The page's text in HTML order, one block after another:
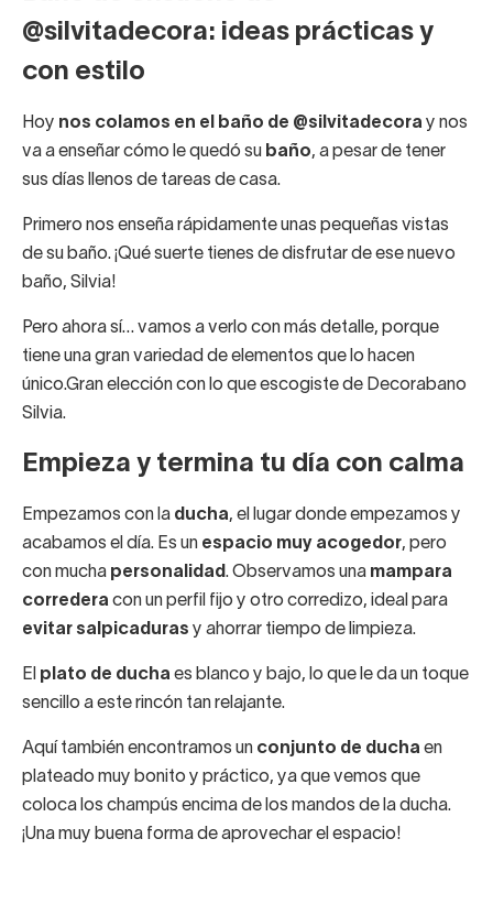
@silvitadecora: ideas prácticas y
con estilo
Hoy nos colamos en el baño de @silvitadecora y nos
va a enseñar cómo le quedó su baño, a pesar de tener
sus días llenos de tareas de casa.
Primero nos enseña rápidamente unas pequeñas vistas
de su baño. ¡Qué suerte tienes de disfrutar de ese nuevo
baño, Silvia!
Pero ahora sí… vamos a verlo con más detalle, porque
tiene una gran variedad de elementos que lo hacen
único.Gran elección con lo que escogiste de Decorabano
Silvia.
Empieza y termina tu día con calma
Empezamos con la ducha, el lugar donde empezamos y
acabamos el día. Es un espacio muy acogedor, pero
con mucha personalidad . Observamos una mampara
corredera con un perfil fijo y otro corredizo, ideal para
evitar salpicaduras y ahorrar tiempo de limpieza.
El plato de ducha es blanco y bajo, lo que le da un toque
sencillo a este rincón tan relajante.
Aquí también encontramos un conjunto de ducha en
plateado muy bonito y práctico, ya que vemos que
coloca los champús encima de los mandos de la ducha.
¡Una muy buena forma de aprovechar el espacio!